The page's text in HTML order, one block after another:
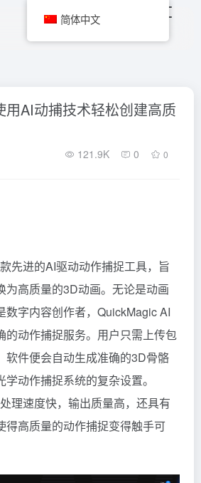
用AI动捕技术轻松创建高质
121.9K 0 0
先进的AI驱动动作捕捉工具，旨
为高质量的3D动画。无论是动画
数字内容创作者，QuickMagic AI
的动作捕捉服务。用户只需上传包
软件便会自动生成准确的3D骨骼
动作捕捉系统的复杂设置。
理速度快，输出质量高，还具有
得高质量的动作捕捉变得触手可
简体中文